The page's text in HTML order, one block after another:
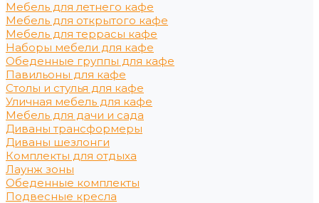
Мебель для летнего кафе
Мебель для открытого кафе
Мебель для террасы кафе
Наборы мебели для кафе
Обеденные группы для кафе
Павильоны для кафе
Столы и стулья для кафе
Уличная мебель для кафе
Мебель для дачи и сада
Диваны трансформеры
Диваны шезлонги
Комплекты для отдыха
Лаунж зоны
Обеденные комплекты
Подвесные кресла